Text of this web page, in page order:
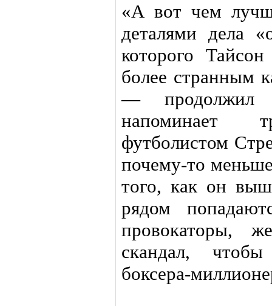
«А вот чем
деталями дела
которого
более странным
— продолжил
напоминает
футболистом
почему-то
того, как он
рядом
провокаторы,
скандал,
боксера-